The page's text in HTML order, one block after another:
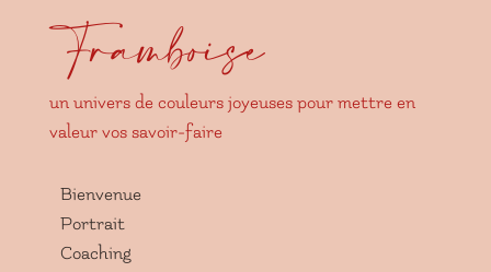
Framboise
un univers de couleurs joyeuses pour mettre en
valeur vos savoir-faire
Bienvenue
Portrait
Coaching